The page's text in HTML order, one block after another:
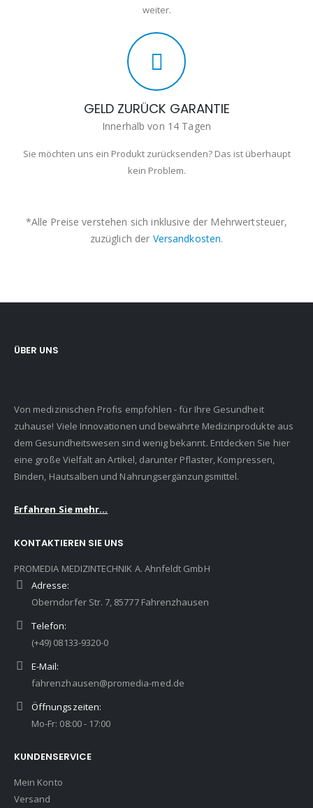
weiter.
GELD ZURÜCK GARANTIE
Innerhalb von 14 Tagen
Sie möchten uns ein Produkt zurücksenden? Das ist überhaupt
kein Problem.
*Alle Preise verstehen sich inklusive der Mehrwertsteuer,
zuzüglich der Versandkosten.
ÜBER UNS
Von medizinischen Profis empfohlen - für Ihre Gesundheit
zuhause! Viele Innovationen und bewährte Medizinprodukte aus
dem Gesundheitswesen sind wenig bekannt. Entdecken Sie hier
eine große Vielfalt an Artikel, darunter Pflaster, Kompressen,
Binden, Hautsalben und Nahrungsergänzungsmittel.
Erfahren Sie mehr...
KONTAKTIEREN SIE UNS
PROMEDIA MEDIZINTECHNIK A. Ahnfeldt GmbH
Adresse:
Oberndorfer Str. 7, 85777 Fahrenzhausen
Telefon:
(+49) 08133-9320-0
E-Mail:
fahrenzhausen@promedia-med.de
Öffnungszeiten:
Mo-Fr: 08:00 - 17:00
KUNDENSERVICE
Mein Konto
Versand